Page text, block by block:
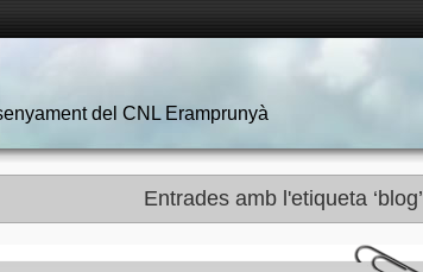
del CNL Eramprunyà
Entrades amb l'etiqueta ‘blog’